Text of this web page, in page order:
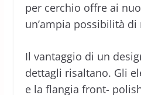
per cerchio offre ai
un’ampia possibilità
Il vantaggio di un
dettagli risaltano. Gli
e la flangia front-